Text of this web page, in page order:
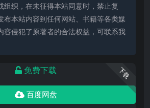
组织，在未征得本站同意时，禁止复
布本站内容到任何网站、书籍等各类媒
容侵犯了原著者的合法权益，可联系我
下载
免费下载
百度网盘